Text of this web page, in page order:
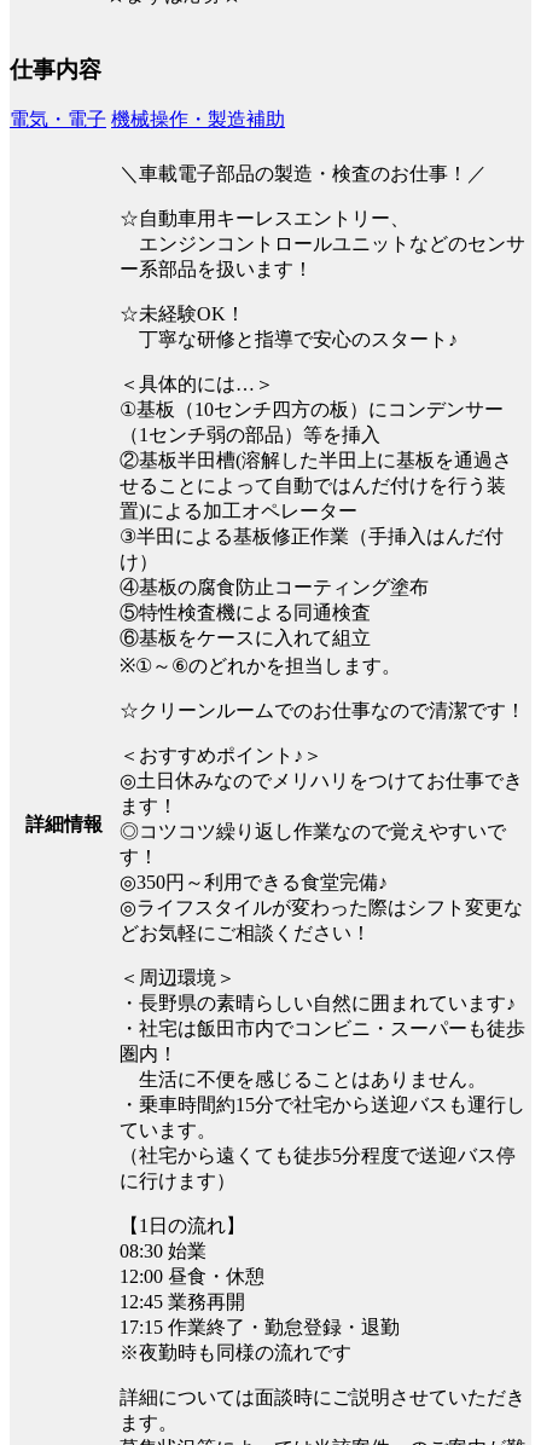
仕事内容
電気・電子 機械操作・製造補助
詳細情報
＼車載電子部品の製造・検査のお仕事！／
☆自動車用キーレスエントリー、
エンジンコントロールユニットなどのセンサ
ー系部品を扱います！
☆未経験OK！
丁寧な研修と指導で安心のスタート♪
＜具体的には…＞
①基板（10センチ四方の板）にコンデンサー
（1センチ弱の部品）等を挿入
②基板半田槽(溶解した半田上に基板を通過さ
せることによって自動ではんだ付けを行う装
置)による加工オペレーター
③半田による基板修正作業（手挿入はんだ付
け）
④基板の腐食防止コーティング塗布
⑤特性検査機による同通検査
⑥基板をケースに入れて組立
※①～⑥のどれかを担当します。
☆クリーンルームでのお仕事なので清潔です！
＜おすすめポイント♪＞
◎土日休みなのでメリハリをつけてお仕事でき
ます！
◎コツコツ繰り返し作業なので覚えやすいで
す！
◎350円～利用できる食堂完備♪
◎ライフスタイルが変わった際はシフト変更な
どお気軽にご相談ください！
＜周辺環境＞
・長野県の素晴らしい自然に囲まれています♪
・社宅は飯田市内でコンビニ・スーパーも徒歩
圏内！
生活に不便を感じることはありません。
・乗車時間約15分で社宅から送迎バスも運行し
ています。
（社宅から遠くても徒歩5分程度で送迎バス停
に行けます）
【1日の流れ】
08:30 始業
12:00 昼食・休憩
12:45 業務再開
17:15 作業終了・勤怠登録・退勤
※夜勤時も同様の流れです
詳細については面談時にご説明させていただき
ます。